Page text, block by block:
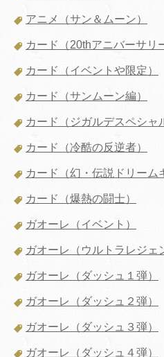
アニメ（サン＆ムーン）
カード（20thアニバーサリ
カード（イベントや限定）
カード（サンムーン編）
カード（ジガルデスペシャ
カード（冷酷の反逆者）
カード（幻・伝説ドリーム
カード（爆熱の闘士）
ガオーレ（イベント）
ガオーレ（ウルトラレジェ
ガオーレ（ダッシュ１弾）
ガオーレ（ダッシュ２弾）
ガオーレ（ダッシュ３弾）
ガオーレ（ダッシュ４弾）